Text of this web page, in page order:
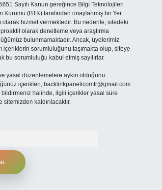
Sayılı Kanun gereğince Bilgi Teknolojileri
Kurumu (BTK) tarafından onaylanmış bir Yer
olarak hizmet vermektedir. Bu nedenle, sitedeki
olarak denetleme veya araştırma
bulunmamaktadır. Ancak, üyelerimiz
içeriklerin sorumluluğunu taşımakta olup, siteye
bu sorumluluğu kabul etmiş sayılırlar.
yasal düzenlemelere aykırı olduğunu
içerikleri, backlinkpanelicomtr@gmail.com
halinde, ilgili içerikler yasal süre
sitemizden kaldırılacaktır.